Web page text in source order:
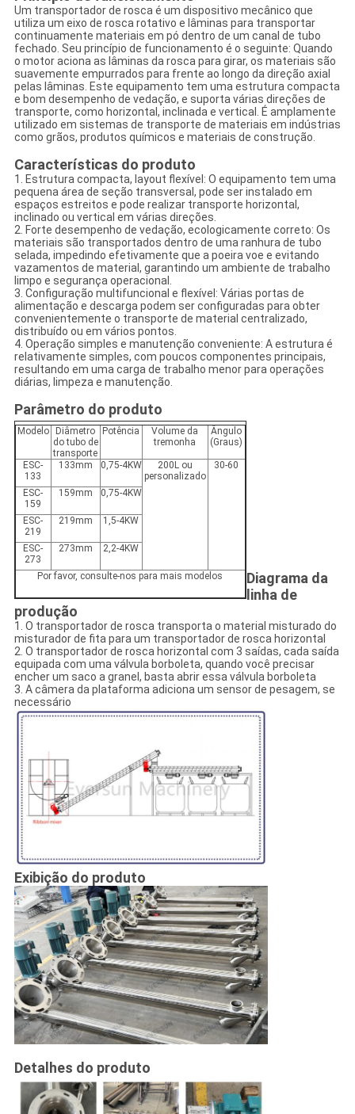
Um transportador de rosca é um dispositivo mecânico que
utiliza um eixo de rosca rotativo e lâminas para transportar
continuamente materiais em pó dentro de um canal de tubo
fechado. Seu princípio de funcionamento é o seguinte: Quando
o motor aciona as lâminas da rosca para girar, os materiais são
suavemente empurrados para frente ao longo da direção axial
pelas lâminas. Este equipamento tem uma estrutura compacta
e bom desempenho de vedação, e suporta várias direções de
transporte, como horizontal, inclinada e vertical. É amplamente
utilizado em sistemas de transporte de materiais em indústrias
como grãos, produtos químicos e materiais de construção.
Características do produto
1. Estrutura compacta, layout flexível: O equipamento tem uma
pequena área de seção transversal, pode ser instalado em
espaços estreitos e pode realizar transporte horizontal,
inclinado ou vertical em várias direções.
2. Forte desempenho de vedação, ecologicamente correto: Os
materiais são transportados dentro de uma ranhura de tubo
selada, impedindo efetivamente que a poeira voe e evitando
vazamentos de material, garantindo um ambiente de trabalho
limpo e segurança operacional.
3. Configuração multifuncional e flexível: Várias portas de
alimentação e descarga podem ser configuradas para obter
convenientemente o transporte de material centralizado,
distribuído ou em vários pontos.
4. Operação simples e manutenção conveniente: A estrutura é
relativamente simples, com poucos componentes principais,
resultando em uma carga de trabalho menor para operações
diárias, limpeza e manutenção.
Parâmetro do produto
Modelo
Diâmetro
do tubo de
transporte
Potência
Volume da
tremonha
Ângulo
(Graus)
ESC-
133
133mm 0,75-4KW
200L ou
personalizado
30-60
ESC-
159
159mm 0,75-4KW
ESC-
219
219mm 1,5-4KW
ESC-
273
273mm 2,2-4KW
Por favor, consulte-nos para mais modelos
Diagrama da
linha de
produção
1. O transportador de rosca transporta o material misturado do
misturador de fita para um transportador de rosca horizontal
2. O transportador de rosca horizontal com 3 saídas, cada saída
equipada com uma válvula borboleta, quando você precisar
encher um saco a granel, basta abrir essa válvula borboleta
3. A câmera da plataforma adiciona um sensor de pesagem, se
necessário
Exibição do produto
Detalhes do produto